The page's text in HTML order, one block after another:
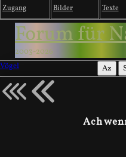
Zugang Bilder Texte
Forum für
2003-2026
Vögel
Az
Ach